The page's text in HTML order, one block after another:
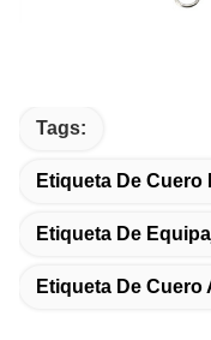
Tags:
Etiqueta De Cuero
Etiqueta De
Etiqueta De Cuero